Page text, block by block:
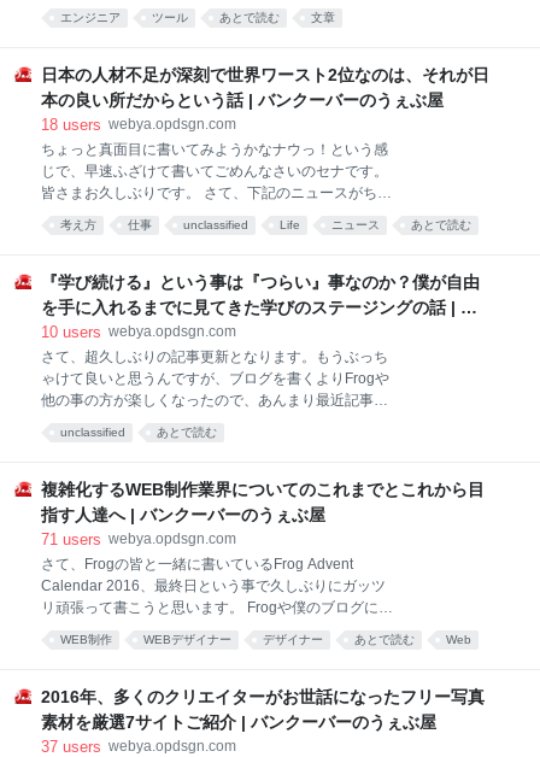
てました、WordPressも使えます」みたいな状態で海
うそろそろエンジニア業も（受託で受けるのは）引退
かな？と思っているセナです。 おまけにブログすら更
段何やってんの？」と聞かれる始末。インスタも弁当
の写真ばっかりだし。あと会社作ると個人ブログのあ
り方が難しく感じちゃって、以前から月一も書けてな
なかなていたらくであります。つか、もうニートでい
いです。 というわけで、Frogアドベントカレンダー初
日いきます！初日が元エンジニア的な記事になります
が、他の人の記事はもう素晴らしいの一言なので、期
し、あんまりアグレッシブ
エンジニア ツール あとで読む 文章
日本の人材不足が深刻で世界ワースト2位なのは、それが日
本の良い所だからという話 | バンクーバーのうぇぶ屋
18 users webya.opdsgn.com
ちょっと真面目に書いてみようかなナウっ！という感
じで、早速ふざけて書いてごめんなさいのセナです。
皆さまお久しぶりです。 さて、下記のニュースがちょ
っと目を引きましたので、外から見た人間の感覚とし
て考察記事でも書いてみようかなと。人材のミスマッ
いよー。という結果ですね。そらいないだろうよ(笑)
という記事を今日は書いてみようと思います。 人材不
足を示す「人材ミスマッチ」、日本は世界33カ国中ワ
の留学と海外就職のサポートばかり何年もやってる
と、日本という国の良い所、悪い所等、色々自分勝手
に考える癖がつきまして。まぁそもそもすべての物事
には良い面と悪い面が必ず存在するので、結局のとこ
が、それでも言いた
考え方 仕事 unclassified Life ニュース あとで読む
『学び続ける』という事は『つらい』事なのか？僕が自由
を手に入れるまでに見てきた学びのステージングの話 | バ
ンクーバーのうぇぶ屋
10 users webya.opdsgn.com
さて、超久しぶりの記事更新となります。もうぶっち
ゃけて良いと思うんですが、ブログを書くよりFrogや
他の事の方が楽しくなったので、あんまり最近記事を
書く事自体に対するモチベーションが上がっていませ
ん。頭では大事とわかってるんですが、Frogで十分ア
しと更新頻度に表れてるようで申し訳ないです。 って
ことをポツっと呟いたら、会社のメンバーにめっちゃ
怒られたので頑張って書きますです。だけど、確かに
確かなので言い訳に聞こえても仕方ないのですが、書
きたい事は一杯あるんですよ。ただ、なんかもう何書
いてもFrogの宣伝みたいになりそうで、僕の趣旨に若
干反する事もあるし、まぁ一応会社の事もあるし、あ
も普通に怒られたの
unclassified あとで読む
複雑化するWEB制作業界についてのこれまでとこれから目
指す人達へ | バンクーバーのうぇぶ屋
71 users webya.opdsgn.com
さて、Frogの皆と一緒に書いているFrog Advent
Calendar 2016、最終日という事で久しぶりにガッツ
リ頑張って書こうと思います。 Frogや僕のブログに限
らず、WEB制作に携わる人であれば一度は「私もWEB
制作者になりたい」と考える人から相談を受ける事っ
い、ある人はちょっと頑張ればなれると言い、また時
代によっても相当意見が別れ、前線で活躍される皆さ
んも３年前に聞かれるのと、今聞かれるのとではまた
WEB制作 WEBデザイナー デザイナー あとで読む Web
2016年、多くのクリエイターがお世話になったフリー写真
素材を厳選7サイトご紹介 | バンクーバーのうぇぶ屋
37 users webya.opdsgn.com